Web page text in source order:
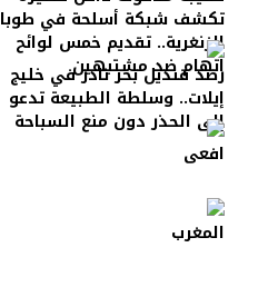
تكشف شبكة أسلحة في طوبا
الزنغرية.. تقديم خمس لوائح
اتهام ضد مشتبهين
رصد قنديل بحر نادر في خليج
إيلات.. وسلطة الطبيعة تدعو
إلى الحذر دون منع السباحة
افعى
المغرب